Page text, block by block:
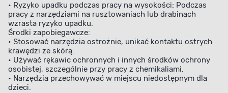
• Ryzyko upadku podczas pracy na wysokości: Podczas
pracy z narzędziami na rusztowaniach lub drabinach
wzrasta ryzyko upadku.
Środki zapobiegawcze:
• Stosować narzędzia ostrożnie, unikać kontaktu ostrych
krawędzi ze skórą.
• Używać rękawic ochronnych i innych środków ochrony
osobistej, szczególnie przy pracy z chemikaliami.
• Narzędzia przechowywać w miejscu niedostępnym dla
dzieci.